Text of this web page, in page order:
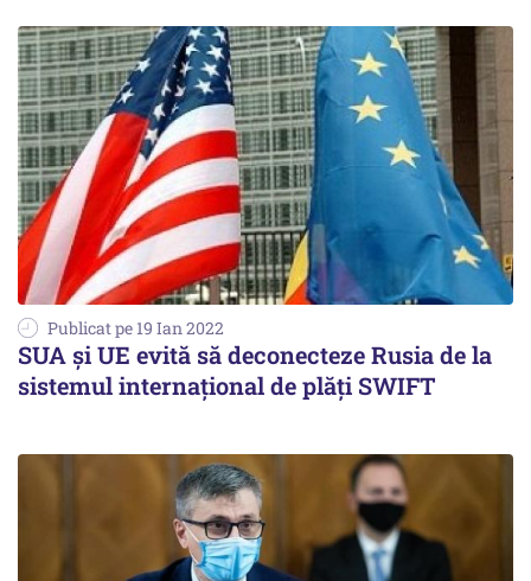
Publicat pe 19 Ian 2022
SUA și UE evită să deconecteze Rusia de la
sistemul internațional de plăți SWIFT